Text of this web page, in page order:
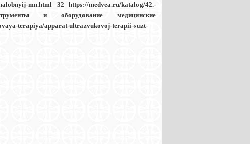
mn.html 32 https://medvea.ru/katalog/42.-
и оборудование медицинские
terapiya/apparat-ultrazvukovoj-terapii-«uzt-